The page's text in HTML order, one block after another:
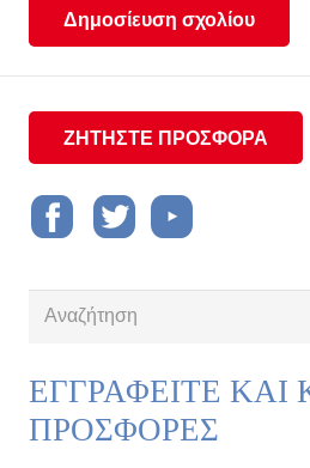
Δημοσίευση σχολίου
ΖΗΤΗΣΤΕ ΠΡΟΣΦΟΡΑ
ΕΓΓΡΑΦΕΙΤΕ ΚΑΙ
ΠΡΟΣΦΟΡΕΣ